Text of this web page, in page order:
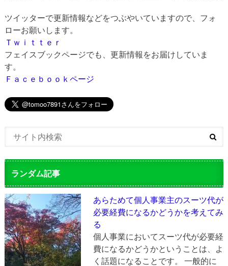
ツイッターで更新情報などをつぶやいていますので、フォ
ローお願いします。
Ｔｗｉｔｔｅｒ
フェイスブックページでも、更新情報をお届けしていま
す。
Ｆａｃｅｂｏｏｋページ
ランダム記事
あらためて個人事業主のスーツ代が
必要経費になるかどうかを考えてみ
る
個人事業においてスーツ代が必要経
費になるかどうかということは、よ
く話題になることです。 一般的に